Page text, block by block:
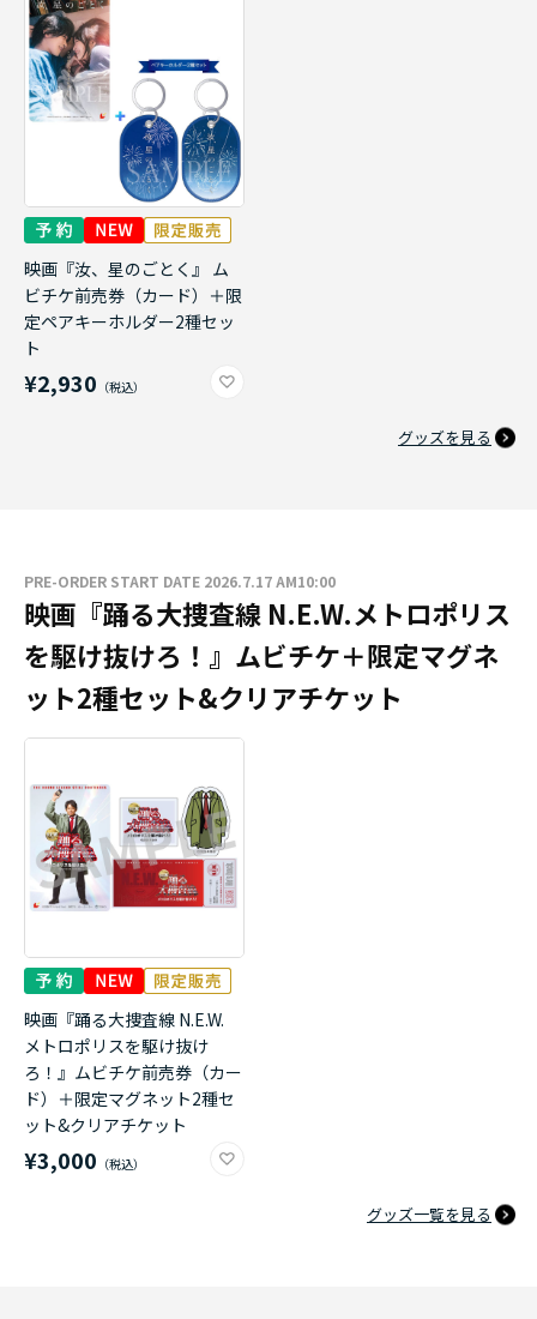
映画『汝、星のごとく』 ム
ビチケ前売券（カード）＋限
定ペアキーホルダー2種セッ
ト
¥2,930
グッズを見る
PRE-ORDER START DATE 2026.7.17 AM10:00
映画『踊る大捜査線 N.E.W.メトロポリス
を駆け抜けろ！』ムビチケ＋限定マグネ
ット2種セット&クリアチケット
映画『踊る大捜査線 N.E.W.
メトロポリスを駆け抜け
ろ！』ムビチケ前売券（カー
ド）＋限定マグネット2種セ
ット&クリアチケット
¥3,000
グッズ一覧を見る